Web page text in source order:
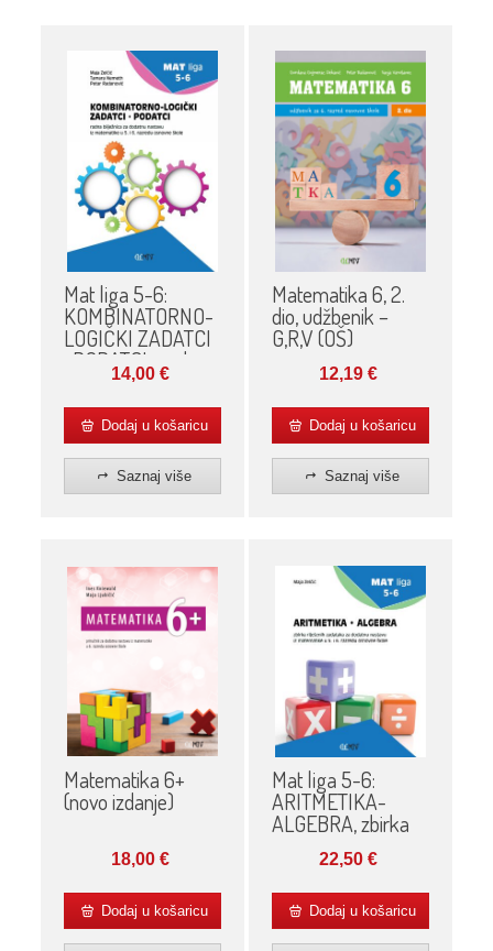
Mat liga 5-6:
KOMBINATORNO-
LOGIČKI ZADATCI
-PODATCI- radna
bilježnica14,00€
Dodaj u košaricu
Saznaj više
Matematika 6, 2.
dio, udžbenik –
G,R,V (OŠ)
12,19€
Dodaj u košaricu
Saznaj više
Matematika 6+
(novo izdanje)
18,00€
Dodaj u košaricu
Mat liga 5-6:
ARITMETIKA-
ALGEBRA, zbirka
22,50€
Dodaj u košaricu